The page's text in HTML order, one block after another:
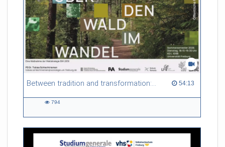
Between tradition and transformation: how owners, advisers and institutions co-create knowledge for resilient forests in Europe 54:13
54:13 duration
794